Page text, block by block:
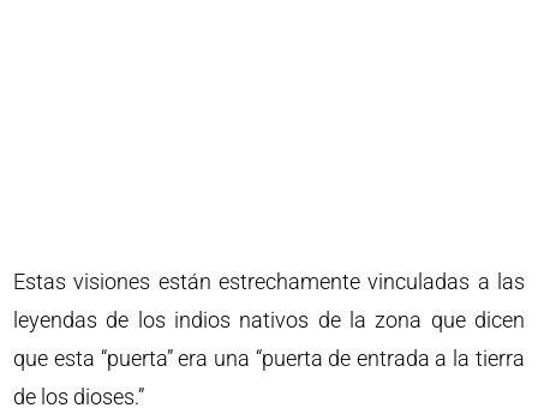
Estas visiones están estrechamente vinculadas a las
leyendas de los indios nativos de la zona que dicen
que esta “puerta” era una “puerta de entrada a la tierra
de los dioses.”